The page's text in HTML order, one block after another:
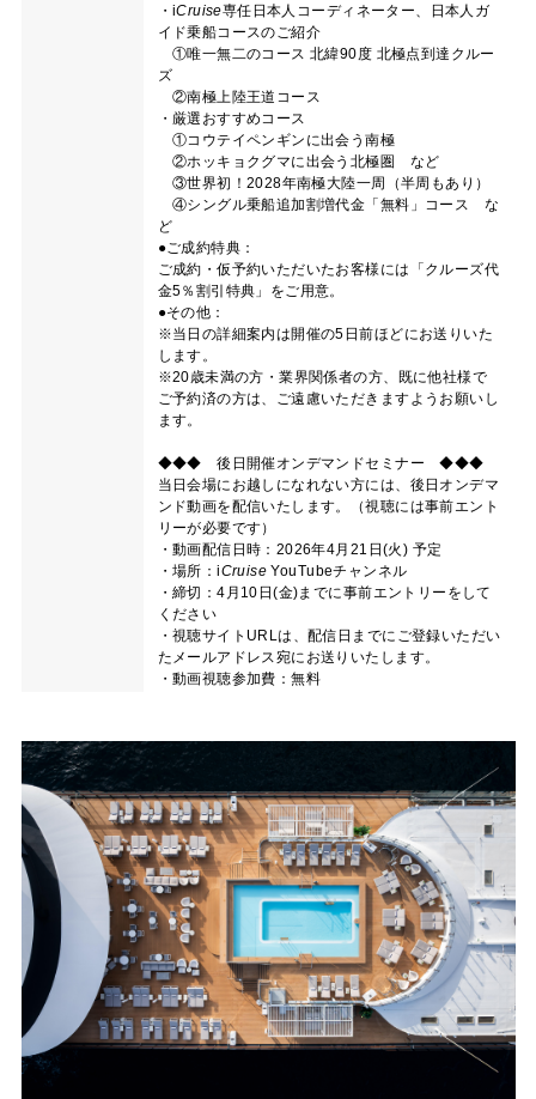
・ iCruise専任日本人コーディネーター、日本人ガ
イド乗船コースのご紹介
①唯一無二のコース 北緯90度 北極点到達クルー
ズ
②南極上陸王道コース
・厳選おすすめコース
①コウテイペンギンに出会う南極
②ホッキョクグマに出会う北極圏 など
③世界初！2028年南極大陸一周（半周もあり）
④シングル乗船追加割増代金「無料」コース な
ど
●ご成約特典：
ご成約・仮予約いただいたお客様には「クルーズ代
金5％割引特典」をご用意。
●その他：
※当日の詳細案内は開催の5日前ほどにお送りいた
します。
※20歳未満の方・業界関係者の方、既に他社様で
ご予約済の方は、ご遠慮いただきますようお願いし
ます。
◆◆◆ 後日開催オンデマンドセミナー ◆◆◆
当日会場にお越しになれない方には、後日オンデマ
ンド動画を配信いたします。（視聴には事前エント
リーが必要です）
・動画配信日時：2026年4月21日(火) 予定
・場所：iCruise YouTubeチャンネル
・締切：4月10日(金)までに事前エントリーをして
ください
・視聴サイトURLは、配信日までにご登録いただい
たメールアドレス宛にお送りいたします。
・動画視聴参加費：無料